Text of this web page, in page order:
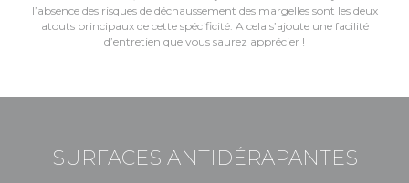
l’absence des risques de déchaussement des margelles sont les deux
atouts principaux de cette spécificité. A cela s’ajoute une facilité
d’entretien que vous saurez apprécier !
SURFACES ANTIDÉRAPANTES